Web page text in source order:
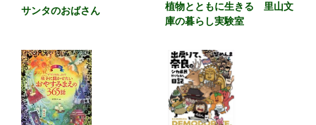
サンタのおばさん
植物とともに生きる 里山文
庫の暮らし実験室